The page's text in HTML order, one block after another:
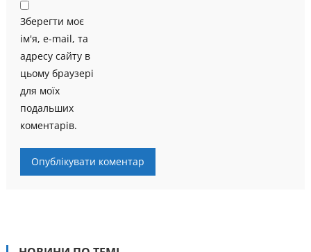
Зберегти моє
ім'я, e-mail, та
адресу сайту в
цьому браузері
для моїх
подальших
коментарів.